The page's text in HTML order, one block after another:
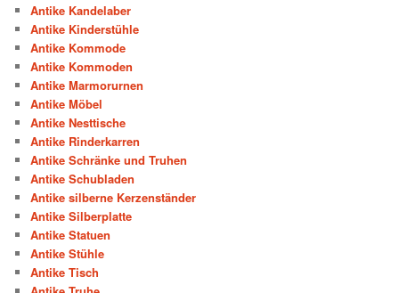
Antike Kandelaber
Antike Kinderstühle
Antike Kommode
Antike Kommoden
Antike Marmorurnen
Antike Möbel
Antike Nesttische
Antike Rinderkarren
Antike Schränke und Truhen
Antike Schubladen
Antike silberne Kerzenständer
Antike Silberplatte
Antike Statuen
Antike Stühle
Antike Tisch